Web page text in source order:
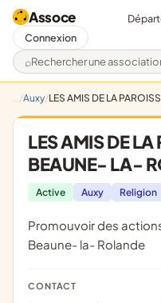
Assoce
Rechercher une
Connexion
Auxy LES AMIS DE LA
LES AMIS DE LA
BEAUNE- LA-
Active Auxy Religion
promouvoir des actions en lien avec la paroisse de
Beaune- la- Rolande
CONTACT